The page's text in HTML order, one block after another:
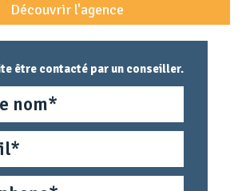
Découvrir l'agence
être contacté par un conseiller.